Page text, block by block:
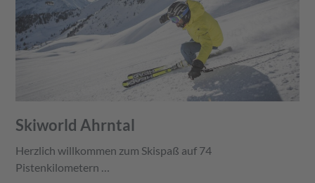
Skiworld Ahrntal
Herzlich willkommen zum Skispaß auf 74
Pistenkilometern …